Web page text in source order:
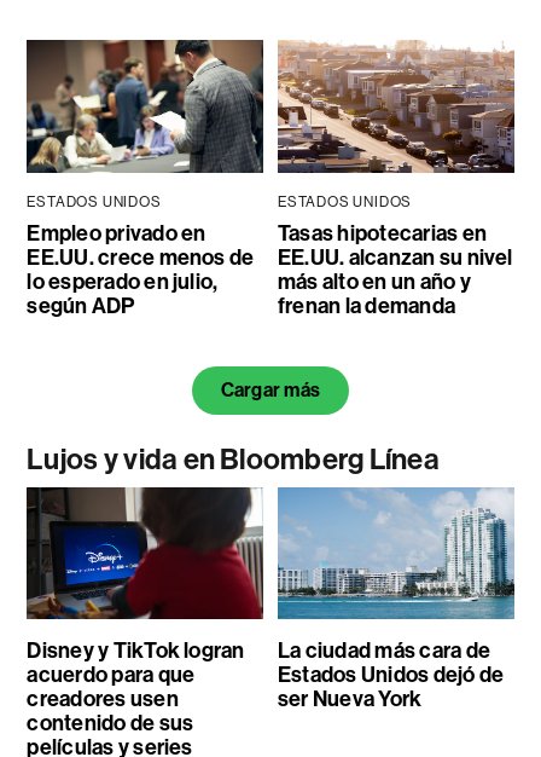
ESTADOS UNIDOS
Empleo privado en
EE.UU. crece menos de
lo esperado en julio,
según ADP
ESTADOS UNIDOS
Tasas hipotecarias en
EE.UU. alcanzan su nivel
más alto en un año y
frenan la demanda
Cargar más
Lujos y vida en Bloomberg Línea
Disney y TikTok logran
acuerdo para que
creadores usen
contenido de sus
películas y series
La ciudad más cara de
Estados Unidos dejó de
ser Nueva York